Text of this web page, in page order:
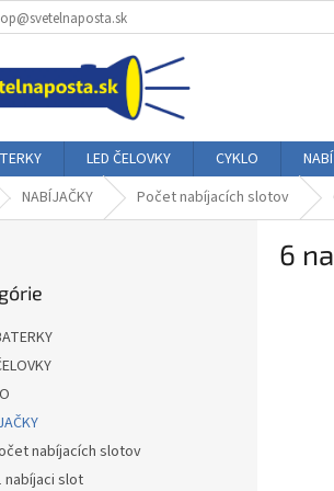
LED ČELOVKY CYKLO
NABÍJAČKY Počet nabíjacích slotov
nabíjacích slotov
nabíjaci slot
6